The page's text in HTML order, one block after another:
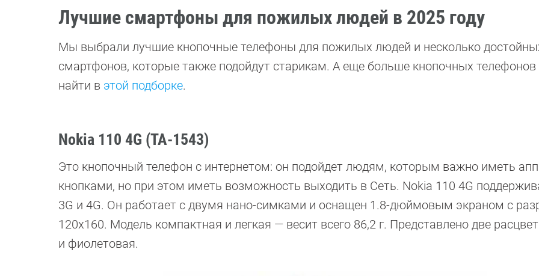
Лучшие смартфоны для пожилых людей в 2025 году
Мы выбрали лучшие кнопочные телефоны для пожилых людей и несколько
смартфонов, которые также подойдут старикам. А еще больше кнопочных
найти в этой подборке.
Nokia 110 4G (TA-1543)
Это кнопочный телефон с интернетом: он подойдет людям, которым важно иметь
кнопками, но при этом иметь возможность выходить в Сеть. Nokia 110 4G
3G и 4G. Он работает с двумя нано-симками и оснащен 1.8-дюймовым экраном с
120х160. Модель компактная и легкая — весит всего 86,2 г. Представлено две
и фиолетовая.